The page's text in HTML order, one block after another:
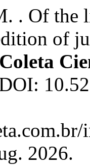
. Of the
of
2026.